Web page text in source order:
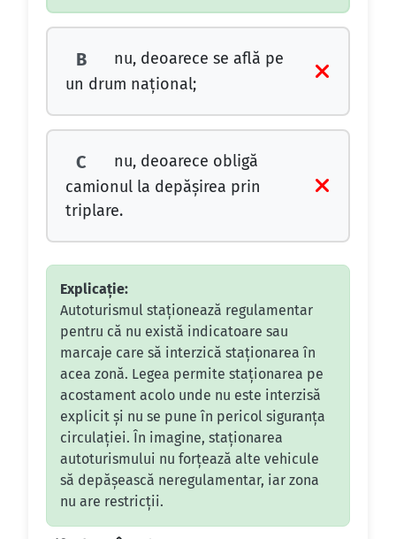
B
nu, deoarece se află pe
un drum naţional;
C
nu, deoarece obligă
camionul la depăşirea prin
triplare.
Explicație:
Autoturismul staționează regulamentar
pentru că nu există indicatoare sau
marcaje care să interzică staționarea în
acea zonă. Legea permite staționarea pe
acostament acolo unde nu este interzisă
explicit și nu se pune în pericol siguranța
circulației. În imagine, staționarea
autoturismului nu forțează alte vehicule
să depășească neregulamentar, iar zona
nu are restricții.